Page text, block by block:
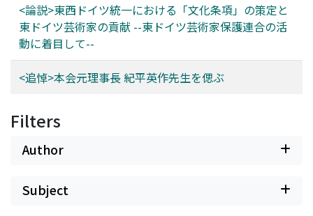
<論説>東西ドイツ統一における「文化条項」の策定と
東ドイツ芸術家の貢献 --東ドイツ芸術家保護連合の活
動に着目して--
<追悼>本会元理事長 紀平英作先生を偲ぶ
Filters
Author
Subject